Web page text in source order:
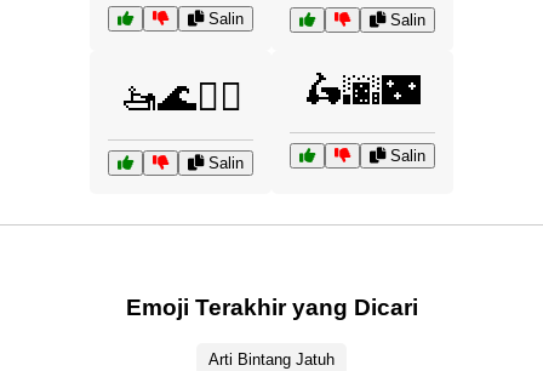
Salin Salin
🚤🌊🏄‍♀️
Salin
🛵🌆🌃
Salin
Emoji Terakhir yang Dicari
Arti Bintang Jatuh